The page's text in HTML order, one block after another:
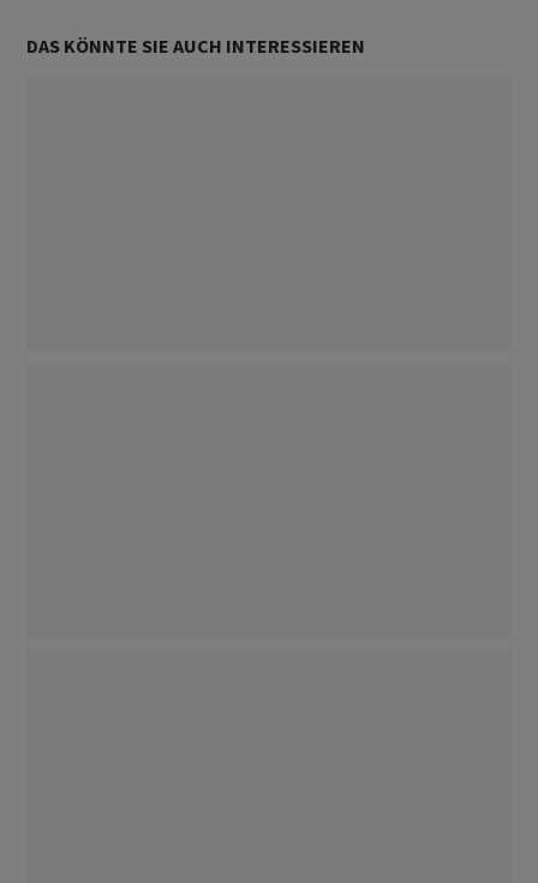
DAS KÖNNTE SIE AUCH INTERESSIEREN